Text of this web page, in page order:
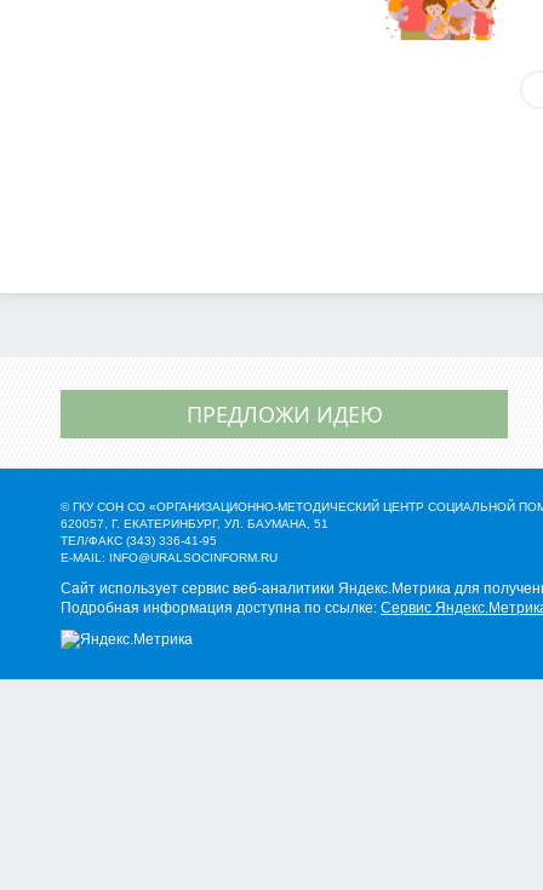
ПРЕДЛОЖИ ИДЕЮ
© ГКУ СОН СО «ОРГАНИЗАЦИОННО-МЕТОДИЧЕСКИЙ ЦЕНТР СОЦИАЛЬНОЙ
620057, Г. ЕКАТЕРИНБУРГ, УЛ. БАУМАНА, 51
ТЕЛ/ФАКС (343) 336-41-95
E-MAIL:
INFO@URALSOCINFORM.RU
Сайт использует сервис веб-аналитики Яндекс.Метрика для
Подробная информация доступна по ссылке: Сервис